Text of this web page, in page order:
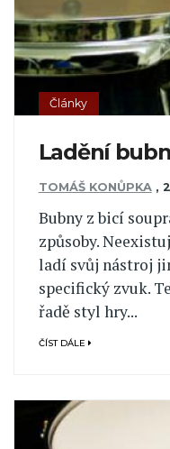
Články
Ladění
TOMÁŠ KONŮPKA ,
Bubny z bicí
způsoby.
ladí svůj nástroj
specifický zvuk.
řadě styl hry...
ČÍST DÁLE